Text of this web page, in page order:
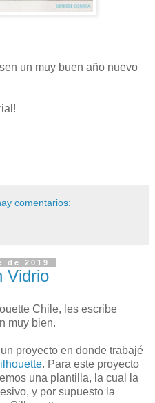
un muy buen año nuevo
comentarios:
de 2019
Vidrio
Chile, les escribe
muy bien.
proyecto en donde trabajé
. Para este proyecto
una plantilla, la cual la
y por supuesto la